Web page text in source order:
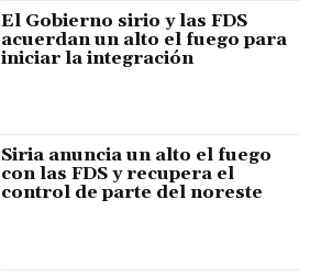
El Gobierno sirio y las FDS
acuerdan un alto el fuego para
iniciar la integración
Siria anuncia un alto el fuego
con las FDS y recupera el
control de parte del noreste